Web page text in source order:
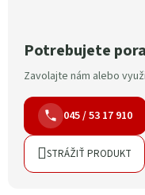
Potrebujete
Zavolajte nám alebo
045 / 53 17 910
STRÁŽIŤ PRODUKT